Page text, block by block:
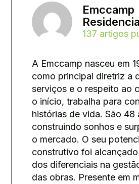
Emccamp
137 artigos
A Emccamp nasceu em
como principal diretriz a
serviços e o respeito ao
o início, trabalha para
histórias de vida. São 48
construindo sonhos e
o mercado. O seu
construtivo foi
dos diferenciais na
das obras. Presente em